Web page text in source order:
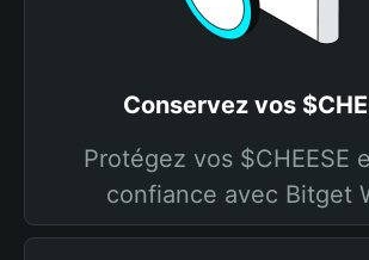
Conservez vos
Protégez vos $CHEESE
confiance avec Bitget